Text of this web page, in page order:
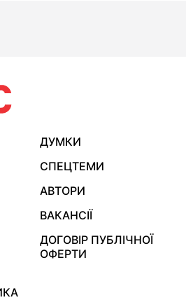
ДУМКИ
СПЕЦТЕМИ
АВТОРИ
ВАКАНСІЇ
ДОГОВІР ПУБЛІЧНОЇ
ОФЕРТИ